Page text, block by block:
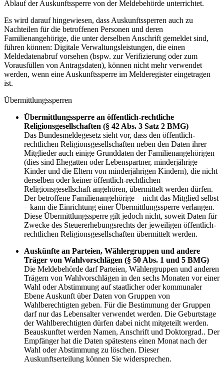
Ablauf der Auskunftssperre von der Meldebehörde unterrichtet.
Es wird darauf hingewiesen, dass Auskunftssperren auch zu
Nachteilen für die betroffenen Personen und deren
Familienangehörige, die unter derselben Anschrift gemeldet sind,
führen können: Digitale Verwaltungsleistungen, die einen
Meldedatenabruf vorsehen (bspw. zur Verifizierung oder zum
Vorausfüllen von Antragsdaten), können nicht mehr verwendet
werden, wenn eine Auskunftssperre im Melderegister eingetragen
ist.
Übermittlungssperren
Übermittlungssperre an öffentlich-rechtliche
Religionsgesellschaften (§ 42 Abs. 3 Satz 2 BMG)
Das Bundesmeldegesetz sieht vor, dass den öffentlich-
rechtlichen Religionsgesellschaften neben den Daten ihrer
Mitglieder auch einige Grunddaten der Familienangehörigen
(dies sind Ehegatten oder Lebenspartner, minderjährige
Kinder und die Eltern von minderjährigen Kindern), die nicht
derselben oder keiner öffentlich-rechtlichen
Religionsgesellschaft angehören, übermittelt werden dürfen.
Der betroffene Familienangehörige – nicht das Mitglied selbst
– kann die Einrichtung einer Übermittlungssperre verlangen.
Diese Übermittlungssperre gilt jedoch nicht, soweit Daten für
Zwecke des Steuererhebungsrechts der jeweiligen öffentlich-
rechtlichen Religionsgesellschaften übermittelt werden.
Auskünfte an Parteien, Wählergruppen und andere
Träger von Wahlvorschlägen (§ 50 Abs. 1 und 5 BMG)
Die Meldebehörde darf Parteien, Wählergruppen und anderen
Trägern von Wahlvorschlägen in den sechs Monaten vor einer
Wahl oder Abstimmung auf staatlicher oder kommunaler
Ebene Auskunft über Daten von Gruppen von
Wahlberechtigten geben. Für die Bestimmung der Gruppen
darf nur das Lebensalter verwendet werden. Die Geburtstage
der Wahlberechtigten dürfen dabei nicht mitgeteilt werden.
Beauskunftet werden Namen, Anschrift und Doktorgrad.. Der
Empfänger hat die Daten spätestens einen Monat nach der
Wahl oder Abstimmung zu löschen. Dieser
Auskunftserteilung können Sie widersprechen.